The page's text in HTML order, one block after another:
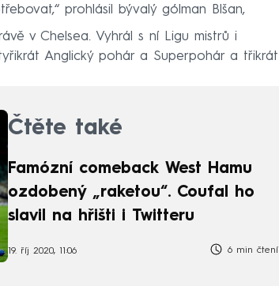
prohlásil bývalý gólman Blšan,
v Chelsea. Vyhrál s ní Ligu mistrů i
Anglický pohár a Superpohár a třikrát
Čtěte také
Famózní comeback West Hamu
ozdobený „raketou“. Coufal ho
slavil na hřišti i Twitteru
19. říj 2020, 11:06 6 min čtení